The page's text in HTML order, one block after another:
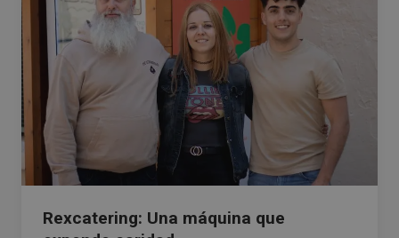
Rexcatering: Una máquina que